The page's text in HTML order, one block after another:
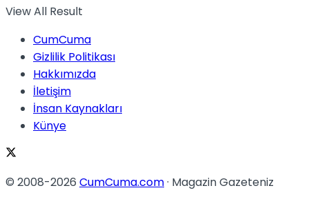
View All Result
CumCuma
Gizlilik Politikası
Hakkımızda
İletişim
İnsan Kaynakları
Künye
© 2008-2026 CumCuma.com· Magazin Gazeteniz